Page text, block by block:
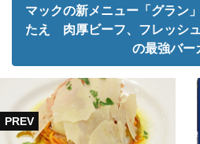
マックの新メニュー「グラン
たえ 肉厚ビーフ、フレッシ
の最強バー